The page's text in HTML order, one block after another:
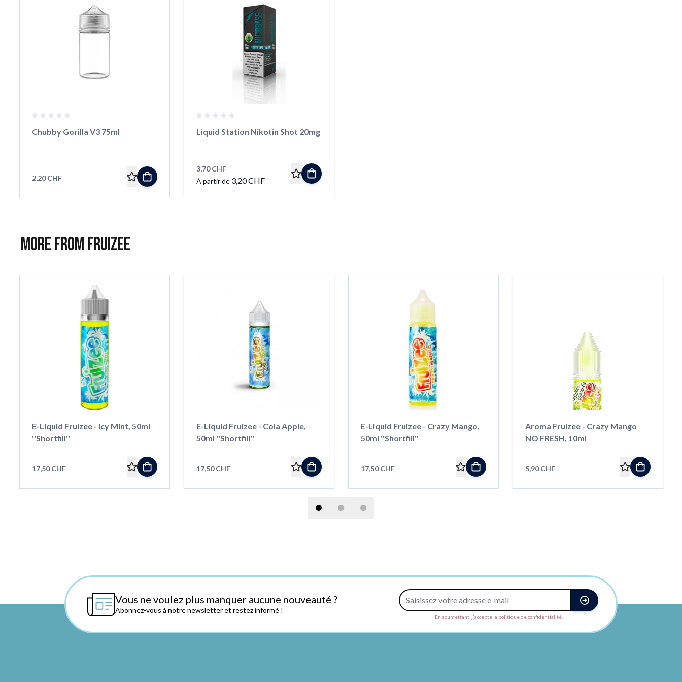
Chubby Gorilla V3 75ml
2,20 CHF
Liquid Station Nikotin Shot 20mg
3,70 CHF
À partir de 3,20 CHF
More from Fruizee
E-Liquid Fruizee - Icy Mint, 50ml
''Shortfill''
17,50 CHF
E-Liquid Fruizee - Cola Apple,
50ml ''Shortfill''
17,50 CHF
E-Liquid Fruizee - Crazy Mango,
50ml ''Shortfill''
17,50 CHF
Aroma Fruizee - Crazy Mango
NO FRESH, 10ml
5,90 CHF
Vous ne voulez plus manquer aucune nouveauté ?
Abonnez-vous à notre newsletter et restez informé !
Adresse e-mail
En soumettant, j'accepte la politique de confidentialité.